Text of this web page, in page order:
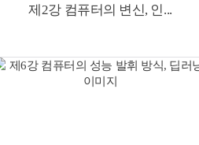
제2강 컴퓨터의 변신, 인...